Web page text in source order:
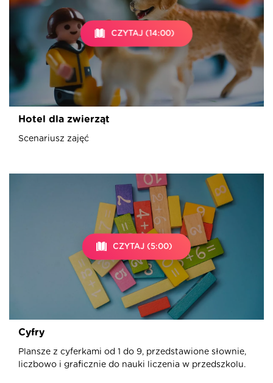
CZYTAJ (14:00)
Hotel dla zwierząt
Scenariusz zajęć
CZYTAJ (5:00)
Cyfry
Plansze z cyferkami od 1 do 9, przedstawione słownie,
liczbowo i graficznie do nauki liczenia w przedszkolu.